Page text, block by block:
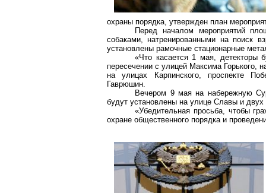
охраны порядка, утвержден план
Перед началом мероприятий
собаками, натренированными на поиск
установлены рамочные стационарные
«Что касается 1 мая, детекторы
пересечении с улицей Максима Горького,
на улицах Карпинского, проспекте
Гаврюшин.
Вечером 9 мая на набережную
будут установлены на улице Славы и двух
«Убедительная просьба, чтобы
охране общественного порядка и